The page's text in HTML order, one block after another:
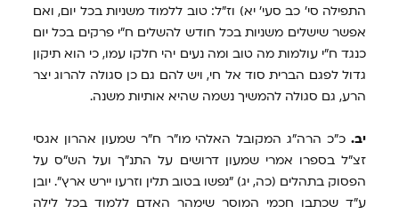
התפילה סי' כב סעי' יא) וז"ל: טוב ללמוד משניות בכל יום, ואם
אפשר שישלים משניות בכל חודש להשלים ח"י פרקים בכל יום
כנגד ח"י עולמות מה טוב ומה נעים יהי חלקו עמו, כי הוא תיקון
גדול לפגם הברית סוד אל חי, ויש להם גם כן סגולה להרוג יצר
הרע, גם סגולה להמשיך נשמה שהיא אותיות משנה.
יב. כ"כ הרה"ג המקובל האלהי מו"ר ח"ר שמעון אהרון אגסי
זצ"ל בספרו אמרי שמעון דרושים על התנ"ך ועל הש"ס על
הפסוק בתהלים (כה, יג) "נפשו בטוב תלין וזרעו יירש ארץ". יובן
ע"ד שכתבו חכמי המוסר שימהר האדם ללמוד בכל לילה